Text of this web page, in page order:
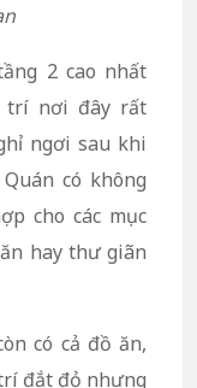
2 cao nhất
trí nơi đây rất
ngơi sau khi
có không
cho các mục
hay thư giãn
có cả đồ ăn,
đắt đỏ nhưng